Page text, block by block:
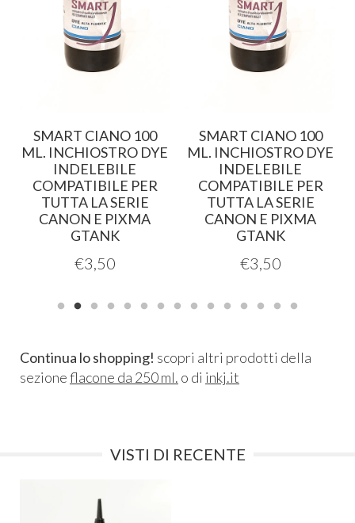
SMART CIANO 100
ML. INCHIOSTRO DYE
INDELEBILE
COMPATIBILE PER
TUTTA LA SERIE
CANON E PIXMA
GTANK
€3,50
SMART CIANO 100
ML. INCHIOSTRO DYE
INDELEBILE
COMPATIBILE PER
TUTTA LA SERIE
CANON E PIXMA
GTANK
€3,50
Continua lo shopping! scopri altri prodotti della
sezioneflacone da 250 ml. o di inkj.it
VISTI DI RECENTE